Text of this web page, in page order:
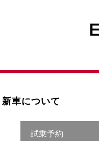
新車について
試乗予約